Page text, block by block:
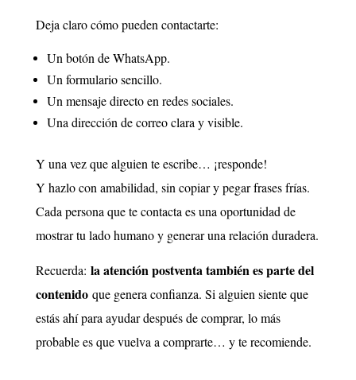
Deja claro cómo pueden contactarte:
Un botón de WhatsApp.
Un formulario sencillo.
Un mensaje directo en redes sociales.
Una dirección de correo clara y visible.
Y una vez que alguien te escribe… ¡responde!
Y hazlo con amabilidad, sin copiar y pegar frases frías.
Cada persona que te contacta es una oportunidad de
mostrar tu lado humano y generar una relación duradera.
Recuerda: la atención postventa también es parte del
contenidoque genera confianza. Si alguien siente que
estás ahí para ayudar después de comprar, lo más
probable es que vuelva a comprarte… y te recomiende.